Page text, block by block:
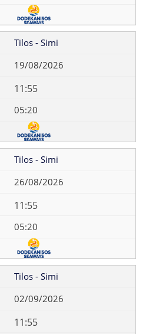
Tilos - Simi
19/08/2026
11:55
05:20
Tilos - Simi
26/08/2026
11:55
05:20
Tilos - Simi
02/09/2026
11:55